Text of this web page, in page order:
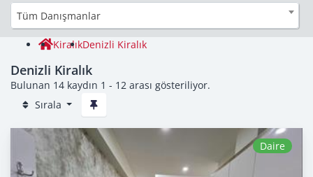
Tüm Danışmanlar
KiralıkDenizli Kiralık
Denizli Kiralık
Bulunan 14 kaydın 1 - 12 arası gösteriliyor.
Sırala
Daire